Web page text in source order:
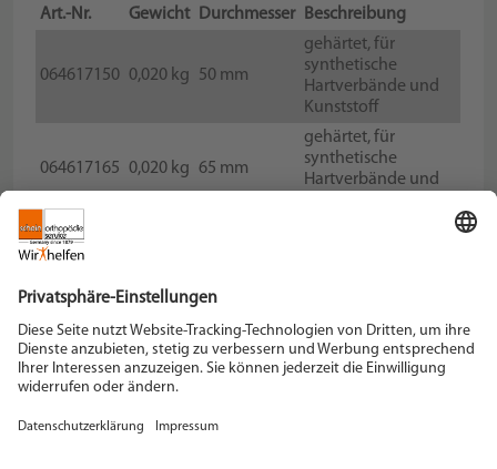
Art.-Nr. Gewicht Durchmesser Beschreibung
064617150 0,020 kg 50 mm
gehärtet, für
synthetische
Hartverbände und
Kunststoff
064617165 0,020 kg 65 mm
gehärtet, für
synthetische
Hartverbände und
Schein Orthopädie Service KG
42897 Remscheid
Tel. +49 2191 910-0
remscheid[at]schein.de